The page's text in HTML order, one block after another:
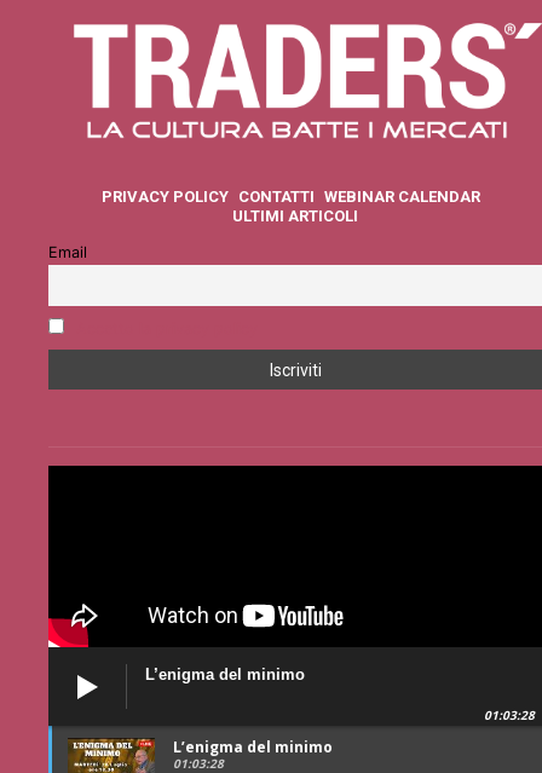
PRIVACY POLICY CONTATTI WEBINAR CALENDAR
ULTIMI ARTICOLI
Email
L’enigma del minimo
01:03:28
L’enigma del minimo
01:03:28